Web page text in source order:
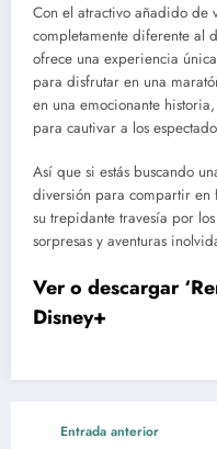
Con el atractivo añadido de
completamente diferente al
ofrece una experiencia
para disfrutar en una
en una emocionante
para cautivar a los
Así que si estás buscando
diversión para compartir en
su trepidante travesía por
sorpresas y aventuras
Ver o descargar
Disney+
Entrada anterior